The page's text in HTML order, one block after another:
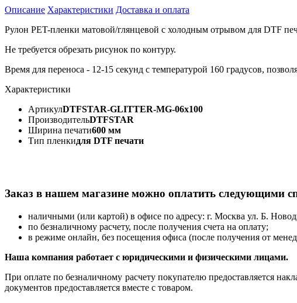
Описание Характеристики Доставка и оплата
Рулон PET-пленки матовой/глянцевой с холодным отрывом для DTF
Не требуется обрезать рисунок по контуру.
Время для переноса - 12-15 секунд с температурой 160 градусов,
Характеристики
АртикулDTFSTAR-GLITTER-MG-06x100
ПроизводительDTFSTAR
Ширина печати600 мм
Тип пленкидля DTF печати
Заказ в нашем магазине можно оплатить следующими
наличными (или картой) в офисе по адресу: г. Москва ул. Б.
по безналичному расчету, после получения счета на оплату;
в режиме онлайн, без посещения офиса (после получения от
Наша компания работает с юридическими и физическими лицами.
При оплате по безналичному расчету покупателю предоставляется
документов предоставляется вместе с товаром.